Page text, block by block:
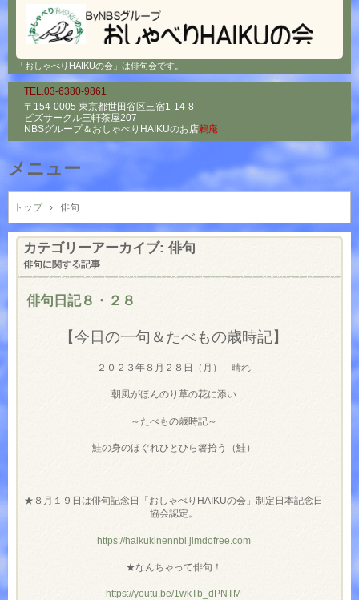
「おしゃべりHAIKUの会」は俳句会です。
TEL.03-6380-9861
〒154-0005 東京都世田谷区三宿1-14-8
ビズサークル三軒茶屋207
NBSグループ＆ おしゃべりHAIKUのお店鶫庵
メニュー
コ
ン
テ
ン
へ
トップ › 俳句
カテゴリーアーカイブ: 俳句
俳句に関する記事
俳句日記８・２８
【今日の一句＆たべもの歳時記】
２０２３年８月２８日（月） 晴れ
朝風がほんのり草の花に添い
～たべもの歳時記～
鮭の身のほぐれひとひら箸拾う（鮭）
★８月１９日は俳句記念日「おしゃべりHAIKUの会」制定日本記念日
協会認定。
https://haikukinennbi.jimdofree.com
★なんちゃって俳句！
https://youtu.be/1wkTb_dPNTM